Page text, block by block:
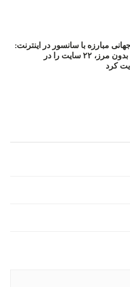
روز جهانی مبارزه با سانسور در اینترنت:
#آزادی هم‌آیند گزارشگران‌ بدون مرز، ۲۲ سایت را در
کرد